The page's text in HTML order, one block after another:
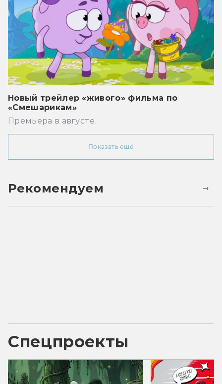
Новый трейлер «живого» фильма по
«Смешарикам»
Премьера в августе.
Показать ещё
Рекомендуем
Спецпроекты